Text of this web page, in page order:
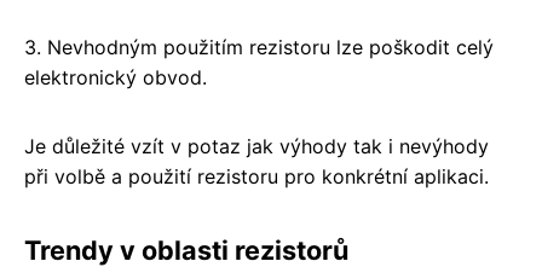
3. Nevhodným použitím rezistoru lze poškodit celý
elektronický obvod.
Je důležité vzít v potaz jak výhody tak i nevýhody
při volbě a použití rezistoru pro konkrétní aplikaci.
Trendy v oblasti rezistorů